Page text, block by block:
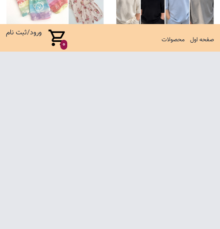
صفحه اول محصولات 0
ورود/ثبت نام